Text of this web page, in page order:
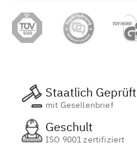
Staatlich Geprüft
mit Gesellenbrief
Geschult
ISO 9001 zertifiziert